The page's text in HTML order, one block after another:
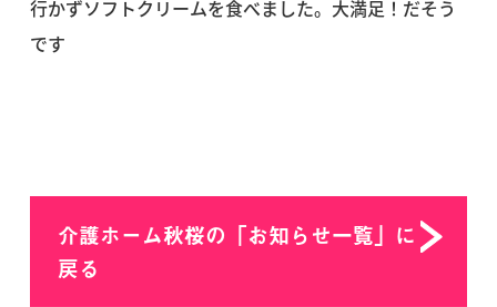
行かずソフトクリームを食べました。大満足！だそう
です
介護ホーム秋桜の「お知らせ一覧」に
戻る